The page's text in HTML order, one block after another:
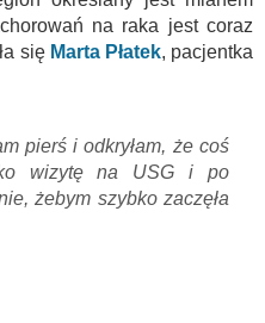
na raka jest coraz
się Marta Płatek, pacjentka
pierś i odkryłam, że coś
wizytę na USG i po
żebym szybko zaczęła